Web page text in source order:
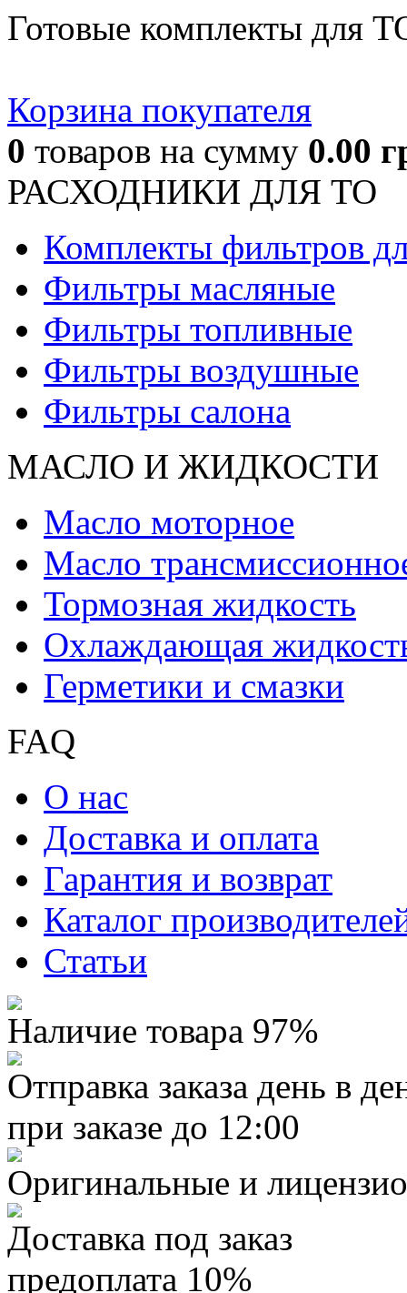
Готовые комплекты для
Корзина покупателя
0 товаров на сумму 0.00
РАСХОДНИКИ ДЛЯ ТО
Комплекты фильтров
Фильтры масляные
Фильтры топливные
Фильтры воздушные
Фильтры салона
МАСЛО И ЖИДКОCТИ
Масло моторное
Масло
Тормозная жидкость
Охлаждающая
Герметики и смазки
FAQ
О нас
Доставка и оплата
Гарантия и возврат
Каталог
Статьи
Наличие товара 97%
Отправка заказа день в
при заказе до 12:00
Оригинальные и
Доставка под заказ
предоплата 10%